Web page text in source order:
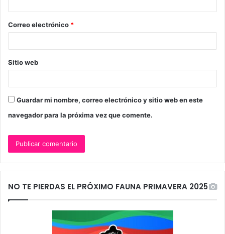
*
Correo electrónico *
Sitio web
Guardar mi nombre, correo electrónico y sitio web en este
navegador para la próxima vez que comente.
NO TE PIERDAS EL PRÓXIMO FAUNA PRIMAVERA 2025